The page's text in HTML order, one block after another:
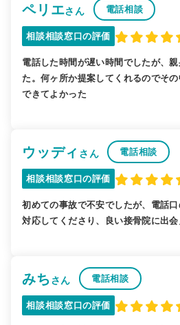
ペリエさん 電話相談
相談相談窓口の評価
電話した時間が遅い時間でしたが、
た。何ヶ所か提案してくれるのでそ
できてよかった
ウッディ さん 電話相談
相談相談窓口の評価
初めての事故で不安でしたが、電話
対応してくださり、良い接骨院に出会
みちさん 電話相談
相談相談窓口の評価